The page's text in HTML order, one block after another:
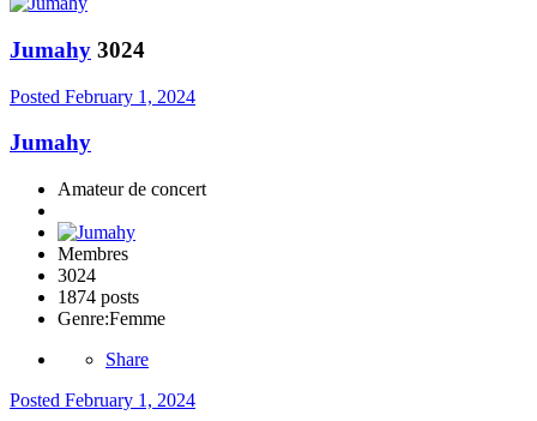
Jumahy 3024
Posted February 1, 2024
Jumahy
Amateur de concert
Membres
3024
1874 posts
Genre:Femme
Share
Posted February 1, 2024